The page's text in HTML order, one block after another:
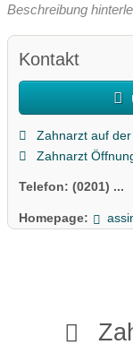
Beschreibung
Kontakt
Zahnarzt auf
Zahnarzt
Telefon: (0201) ...
Homepage: